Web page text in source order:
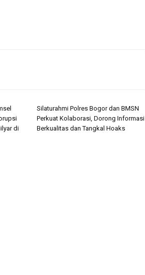
di
Silaturahmi Polres Bogor dan BMSN
Perkuat Kolaborasi, Dorong Informasi
Berkualitas dan Tangkal Hoaks